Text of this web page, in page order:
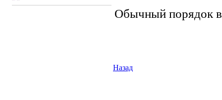
Обычный порядок
Назад